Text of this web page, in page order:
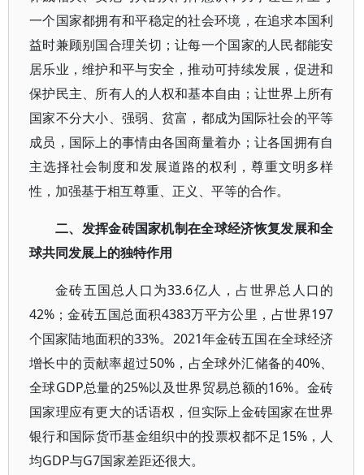
一个国家都拥有和平稳定的社会环境，在追求本国利
益时兼顾别国合理关切；让每一个国家的人民都能安
居乐业，维护和平与安全，推动可持续发展，促进和
保护民主、所有人的人权和基本自由；让世界上所有
国家不分大小、强弱、贫富，都成为国际社会的平等
成员，国际上的事情由各国商量着办；让各国拥有自
主选择社会制度和发展道路的权利，尊重文明多样
性，加强基于相互尊重、正义、平等的合作。
二、发挥金砖国家机制在全球经济恢复发展和全
球共同发展上的独特作用
金砖五国总人口为33.6亿人，占世界总人口的
42%；金砖五国总面积4383万平方公里，占世界197
个国家陆地面积的33%。2021年金砖五国在全球经济
增长中的贡献率超过50%，占全球外汇储备的40%、
全球GDP总量的25%以及世界贸易总额的16%。金砖
国家理应有更大的话语权，但实际上金砖国家在世界
银行和国际货币基金组织中的投票权都不足15%，人
均GDP与G7国家差距还很大。